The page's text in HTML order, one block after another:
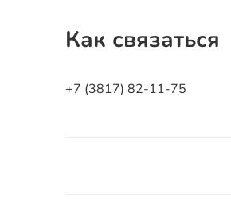
Как связаться
+7 (3817) 82-11-75